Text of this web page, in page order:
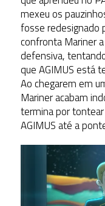
mexeu os
fosse redesignado
confronta Mariner
defensiva,
que AGIMUS está
Ao chegarem em
Mariner acabam
termina por
AGIMUS até a